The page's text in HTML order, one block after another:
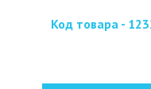
Код товара -